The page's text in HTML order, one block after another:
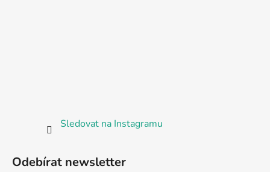
Sledovat na Instagramu
Odebírat newsletter